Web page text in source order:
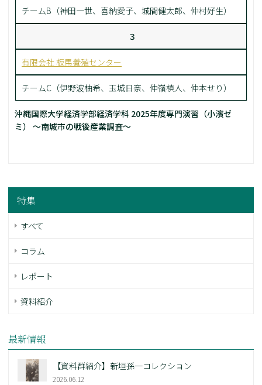
チームB（神田一世、喜納愛子、城間健太郎、仲村好生）
３
有限会社 板馬養殖センター
チームC（伊野波柚希、玉城日奈、仲嶺槙人、仲本せり）
沖縄国際大学経済学部経済学科 2025年度専門演習（小濱ゼ
ミ） ～南城市の戦後産業調査～
特集
すべて
コラム
レポート
資料紹介
最新情報
【資料群紹介】新垣孫一コレクション
2026.06.12